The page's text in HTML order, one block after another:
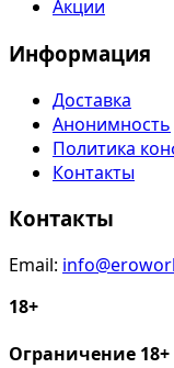
Акции
Информация
Доставка
Анонимность
Политика
Контакты
Контакты
Email:
18+
Ограничение 18+